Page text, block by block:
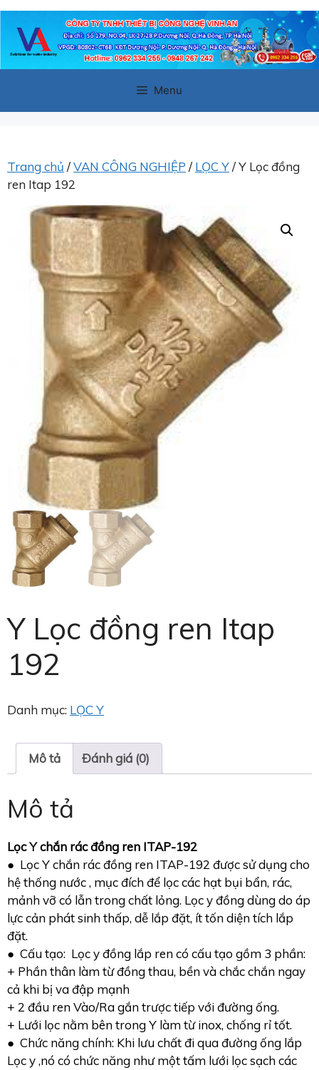
Chuyển
đến
Menu
Trang chủ /VAN CÔNG NGHIỆP / LỌC Y/ Y Lọc đồng
ren Itap 192
Y Lọc đồng ren Itap
192
Danh mục: LỌC Y
Mô tả Đánh giá (0)
Mô tả
Lọc Y chắn rác đồng ren ITAP-192
● Lọc Y chắn rác đồng ren ITAP-192 được sử dụng cho
hệ thống nước , mục đích để lọc các hạt bụi bẩn, rác,
mảnh vỡ có lẫn trong chất lỏng. Lọc y đồng dùng do áp
lực cản phát sinh thấp, dễ lắp đặt, ít tốn diện tích lắp
đặt.
● Cấu tạo: Lọc y đồng lắp ren có cấu tạo gồm 3 phần:
+ Phần thân làm từ đồng thau, bền và chắc chắn ngay
cả khi bị va đập mạnh
+ 2 đầu ren Vào/Ra gắn trược tiếp với đường ống.
+ Lưới lọc nằm bên trong Y làm từ inox, chống rỉ tốt.
● Chức năng chính: Khi lưu chất đi qua đường ống lắp
Lọc y ,nó có chức năng như một tấm lưới lọc sạch các